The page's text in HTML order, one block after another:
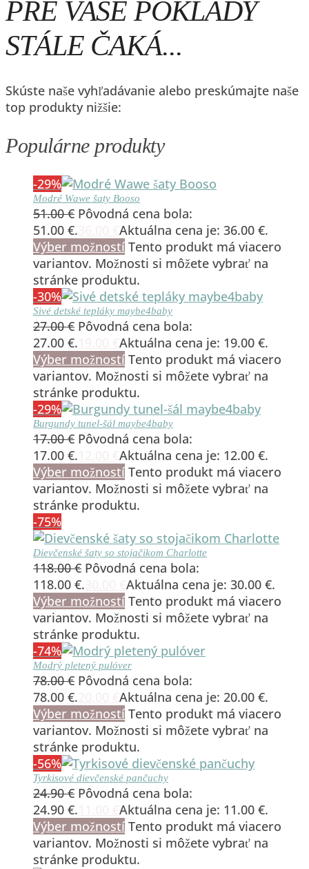
PRE VAŠE POKLADY
STÁLE ČAKÁ...
Skúste naše vyhľadávanie alebo preskúmajte naše
top produkty nižšie:
Populárne produkty
-29%
Modré Wawe šaty Booso
51.00€ Pôvodná cena bola:
51.00 €.
Aktuálna cena je: 36.00 €.
Výber možností Tento produkt má viacero
variantov. Možnosti si môžete vybrať na
stránke produktu.
-30%
Sivé detské tepláky maybe4baby
27.00€ Pôvodná cena bola:
27.00 €.
Aktuálna cena je: 19.00 €.
Výber možností Tento produkt má viacero
variantov. Možnosti si môžete vybrať na
stránke produktu.
-29%
Burgundy tunel-šál maybe4baby
17.00€ Pôvodná cena bola:
17.00 €.
Aktuálna cena je: 12.00 €.
Výber možností Tento produkt má viacero
variantov. Možnosti si môžete vybrať na
stránke produktu.
-75%
Dievčenské šaty so stojačikom Charlotte
118.00€ Pôvodná cena bola:
118.00 €.
Aktuálna cena je: 30.00 €.
Výber možností Tento produkt má viacero
variantov. Možnosti si môžete vybrať na
stránke produktu.
-74%
Modrý pletený pulóver
78.00€ Pôvodná cena bola:
78.00 €.
Aktuálna cena je: 20.00 €.
Výber možností Tento produkt má viacero
variantov. Možnosti si môžete vybrať na
stránke produktu.
-56%
Tyrkisové dievčenské pančuchy
24.90€ Pôvodná cena bola:
24.90 €.
Aktuálna cena je: 11.00 €.
Výber možností Tento produkt má viacero
variantov. Možnosti si môžete vybrať na
stránke produktu.